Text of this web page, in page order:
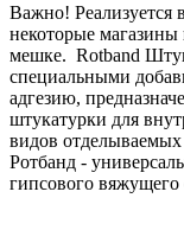
Важно! Реализуется
некоторые
мешке. Rotband
специальными
адгезию,
штукатурки для
видов
Ротбанд -
гипсового